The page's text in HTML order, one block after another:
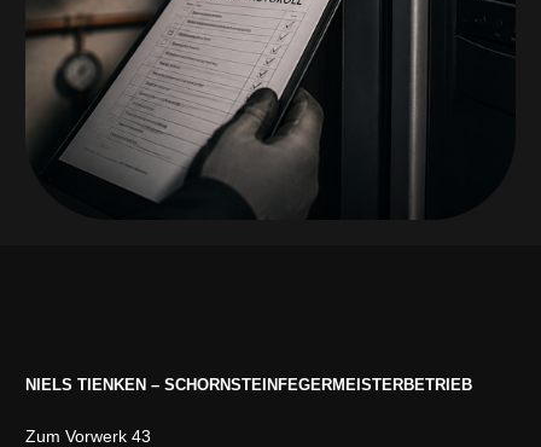
NIELS TIENKEN – SCHORNSTEINFEGERMEISTERBETRIEB
Zum Vorwerk 43